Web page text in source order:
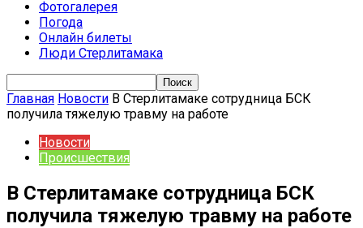
Фотогалерея
Погода
Онлайн билеты
Люди Стерлитамака
Главная Новости В Стерлитамаке сотрудница БСК
получила тяжелую травму на работе
Новости
Происшествия
В Стерлитамаке сотрудница БСК
получила тяжелую травму на работе